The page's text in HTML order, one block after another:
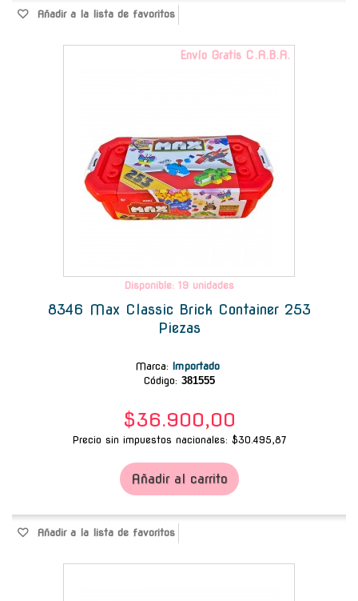
Añadir a la lista de favoritos
Envío Gratis C.A.B.A.
Disponible: 19 unidades
8346 Max Classic Brick Container 253
Piezas
Marca: Importado
Código: 381555
$36.900,00
Precio sin impuestos nacionales: $30.495,87
Añadir al carrito
Añadir a la lista de favoritos